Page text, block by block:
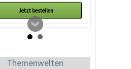
Jetzt bestellen
Themenwelten